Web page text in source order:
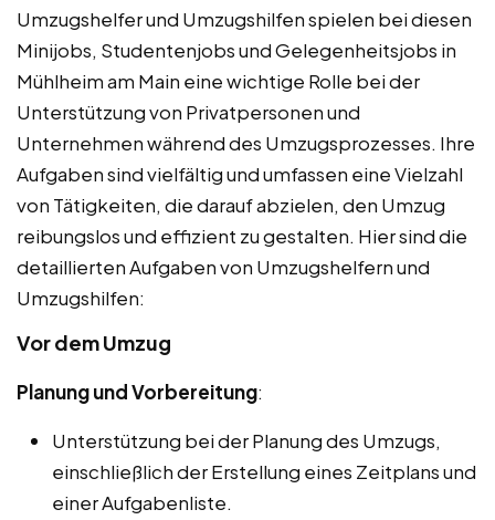
Umzugshelfer und Umzugshilfen spielen bei diesen
Minijobs, Studentenjobs und Gelegenheitsjobs in
Mühlheim am Main eine wichtige Rolle bei der
Unterstützung von Privatpersonen und
Unternehmen während des Umzugsprozesses. Ihre
Aufgaben sind vielfältig und umfassen eine Vielzahl
von Tätigkeiten, die darauf abzielen, den Umzug
reibungslos und effizient zu gestalten. Hier sind die
detaillierten Aufgaben von Umzugshelfern und
Umzugshilfen:
Vor dem Umzug
Planung und Vorbereitung:
Unterstützung bei der Planung des Umzugs,
einschließlich der Erstellung eines Zeitplans und
einer Aufgabenliste.